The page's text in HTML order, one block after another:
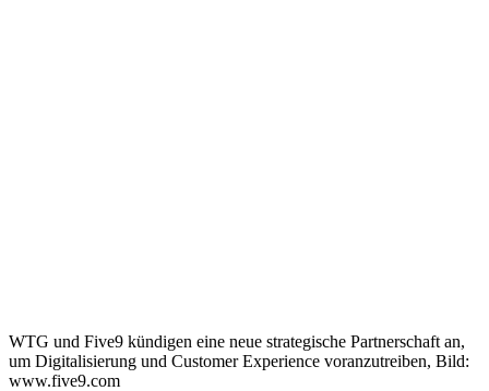
WTG und Five9 kündigen eine neue strategische Partnerschaft an,
um Digitalisierung und Customer Experience voranzutreiben, Bild:
www.five9.com